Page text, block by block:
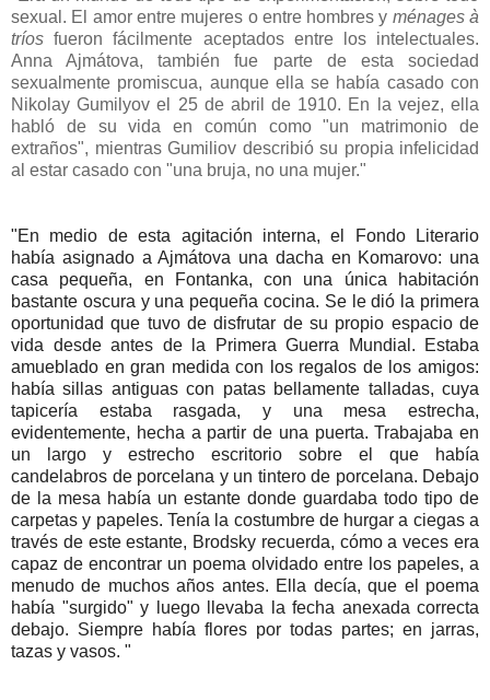
sexual. El amor entre mujeres o entre hombres y ménages à
tríos fueron fácilmente aceptados entre los intelectuales.
Anna Ajmátova, también fue parte de esta sociedad
sexualmente promiscua, aunque ella se había casado con
Nikolay Gumilyov el 25 de abril de 1910. En la vejez, ella
habló de su vida en común como "un matrimonio de
extraños", mientras Gumiliov describió su propia infelicidad
al estar casado con "una bruja, no una mujer."
"En medio de esta agitación interna, el Fondo Literario
había asignado a Ajmátova una dacha en Komarovo: una
casa pequeña, en Fontanka, con una única habitación
bastante oscura y una pequeña cocina. Se le dió la primera
oportunidad que tuvo de disfrutar de su propio espacio de
vida desde antes de la Primera Guerra Mundial. Estaba
amueblado en gran medida con los regalos de los amigos:
había sillas antiguas con patas bellamente talladas, cuya
tapicería estaba rasgada, y una mesa estrecha,
evidentemente, hecha a partir de una puerta. Trabajaba en
un largo y estrecho escritorio sobre el que había
candelabros de porcelana y un tintero de porcelana. Debajo
de la mesa había un estante donde guardaba todo tipo de
carpetas y papeles. Tenía la costumbre de hurgar a ciegas a
través de este estante, Brodsky recuerda, cómo a veces era
capaz de encontrar un poema olvidado entre los papeles, a
menudo de muchos años antes. Ella decía, que el poema
había "surgido" y luego llevaba la fecha anexada correcta
debajo. Siempre había flores por todas partes; en jarras,
tazas y vasos. "